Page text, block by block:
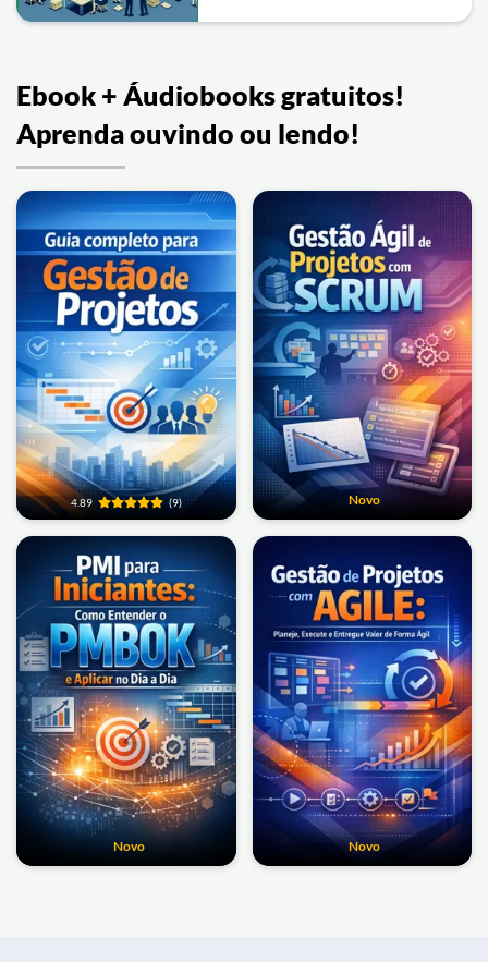
Ebook + Áudiobooks gratuitos!
Aprenda ouvindo ou lendo!
4.89 (9) Novo
Novo Novo